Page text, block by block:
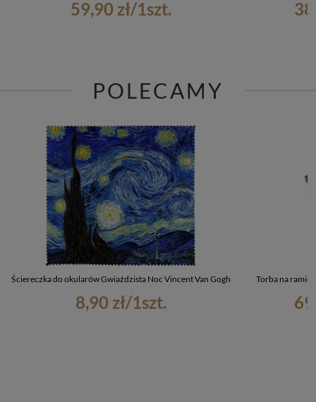
59,90 zł/1szt.
POLECAMY
Ściereczka do okularów Gwiaździsta Noc Vincent Van Gogh
8,90 zł/1szt.
Torba na ramię